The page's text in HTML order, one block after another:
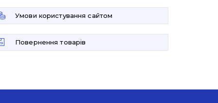
Умови користування сайтом
Повернення товарів